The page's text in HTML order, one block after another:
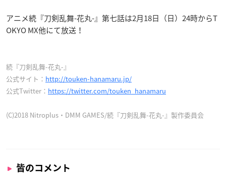
アニメ続『刀剣乱舞-花丸-』第七話は2月18日（日）24時からT
OKYO MX他にて放送！
続『刀剣乱舞-花丸-』
公式サイト： http://touken-hanamaru.jp/
公式Twitter： https://twitter.com/touken_hanamaru
(C)2018 Nitroplus・DMM GAMES/続『刀剣乱舞-花丸-』製作委員会
皆のコメント